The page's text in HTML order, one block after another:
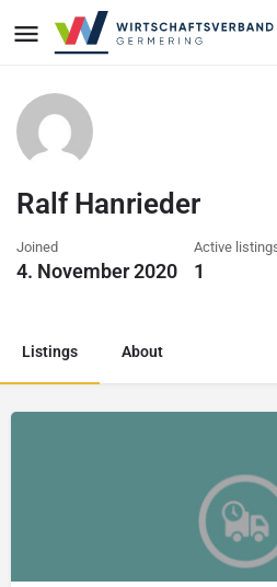
Ralf Hanrieder
Joined
4. November 2020
Active
1
Listings About